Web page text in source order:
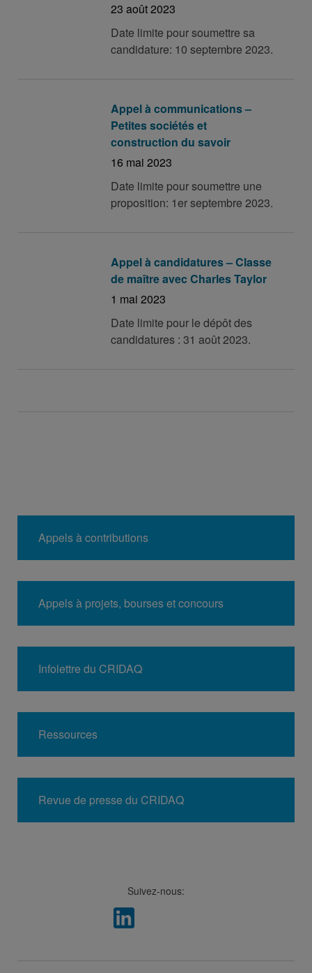
23 août 2023
Date limite pour soumettre sa
candidature: 10 septembre 2023.
Appel à communications –
Petites sociétés et
construction du savoir
16 mai 2023
Date limite pour soumettre une
proposition: 1er septembre 2023.
Appel à candidatures – Classe
de maître avec Charles Taylor
1 mai 2023
Date limite pour le dépôt des
candidatures : 31 août 2023.
Appels à contributions
Appels à projets, bourses et concours
Infolettre du CRIDAQ
Ressources
Revue de presse du CRIDAQ
Suivez-nous:
FacebookLinkedIn